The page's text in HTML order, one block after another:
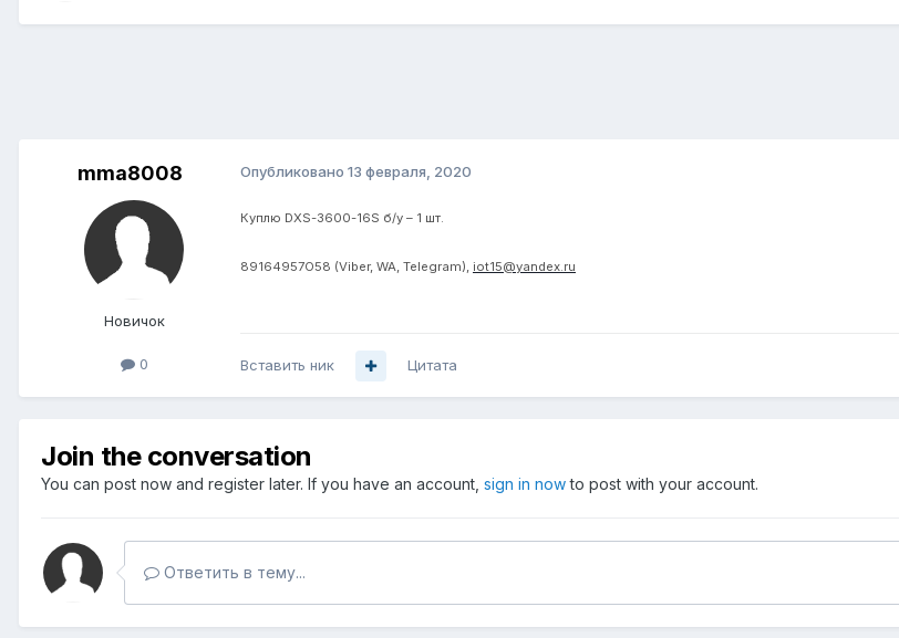
mma8008
Новичок
0
Опубликовано 13 февраля, 2020
Куплю DXS-3600-16S б/у – 1 шт.
89164957О58 (Viber, WA, Telegram), iot15@yandex.ru
Вставить ник Цитата
Join the conversation
You can post now and register later. If you have an account, sign in nowto post with your account.
Ответить в тему...